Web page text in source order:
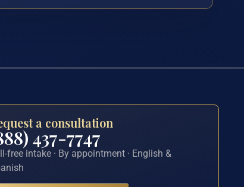
a consultation
437-7747
free intake · By appointment · English &